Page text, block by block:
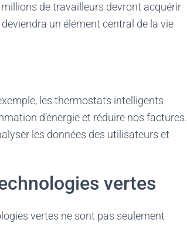
de travailleurs devront acquérir
un élément central de la vie
les thermostats intelligents
d’énergie et réduire nos factures.
les données des utilisateurs et
vertes
vertes ne sont pas seulement